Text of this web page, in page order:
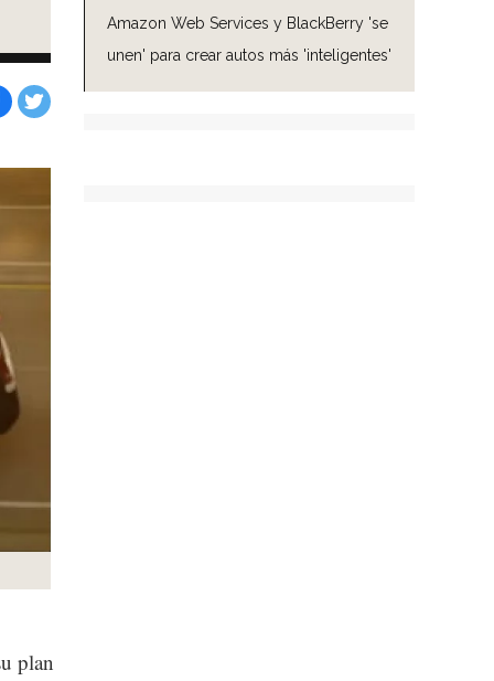
Amazon Web Services y BlackBerry 'se
unen' para crear autos más 'inteligentes'
plan